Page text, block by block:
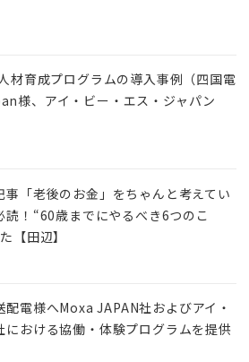
材育成プログラムの導入事例（四国電
様、アイ・ビー・エス・ジャパン
「老後のお金」をちゃんと考えてい
！“60歳までにやるべき6つのこ
【田辺】
配電様へMoxa JAPAN社およびアイ・
における協働・体験プログラムを提供